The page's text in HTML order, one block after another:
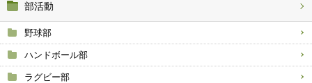
部活動
野球部
ハンドボール部
ラグビー部